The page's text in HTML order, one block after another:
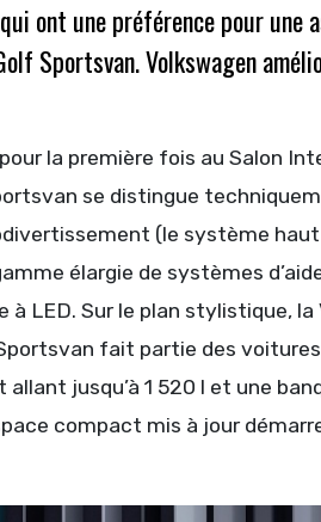
ont une préférence pour une
Sportsvan. Volkswagen
la première fois au Salon
se distingue
(le système
élargie de systèmes
LED. Sur le plan stylistique,
fait partie des
jusqu’à 1 520 l et une
compact mis à jour